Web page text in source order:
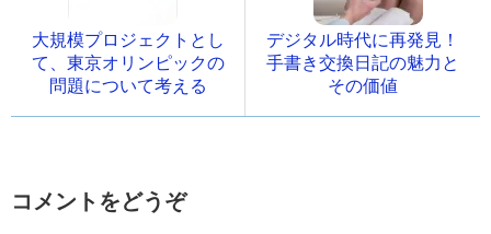
大規模プロジェクトとし
て、東京オリンピックの
問題について考える
デジタル時代に再発見！
手書き交換日記の魅力と
その価値
コメントをどうぞ